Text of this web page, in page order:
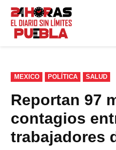
Saltar
contenido
PUBLICADO
EN
MEXICO POLÍTICA SALUD
Reportan 97
contagios
trabajadores